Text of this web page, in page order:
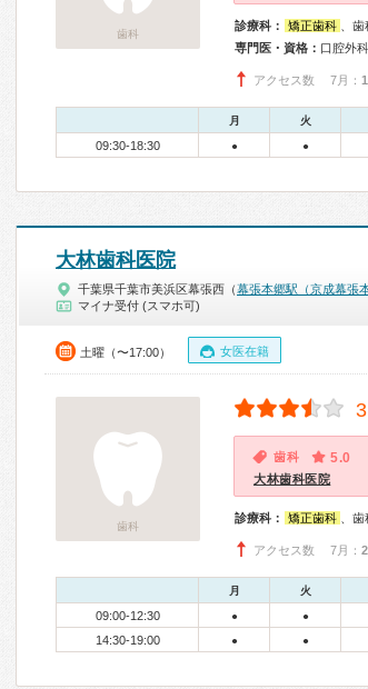
歯科
診療科： 矯正歯科
、
専門医・資格： 口腔外
アクセス数 7月：
月 火
09:30-18:30 ● ●
大林歯科医院
千葉県千葉市美浜区幕張西（幕張本郷駅（京成幕張
マイナ受付 (スマホ可)
土曜（〜17:00） 女医在籍
歯科
歯科 5.0
大林歯科医院
診療科： 矯正歯科 、
アクセス数 7月：
月 火
09:00-12:30 ● ●
14:30-19:00 ● ●